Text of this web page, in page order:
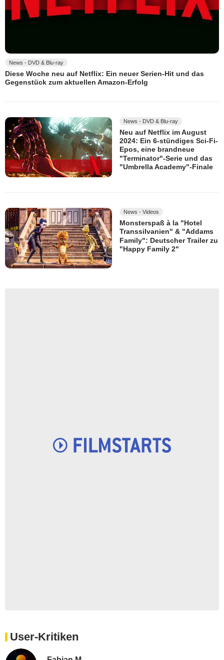
News - DVD & Blu-ray
Diese Woche neu auf Netflix: Ein neuer Serien-Hit und das
Gegenstück zum aktuellen Amazon-Erfolg
News - DVD & Blu-ray
Neu auf Netflix im August
2024: Ein 6-stündiges Sci-Fi-
Epos, eine brandneue
"Terminator"-Serie und das
"Umbrella Academy"-Finale
News - Videos
Monsterspaß à la "Hotel
Transsilvanien" & "Addams
Family": Deutscher Trailer zu
"Happy Family 2"
User-Kritiken